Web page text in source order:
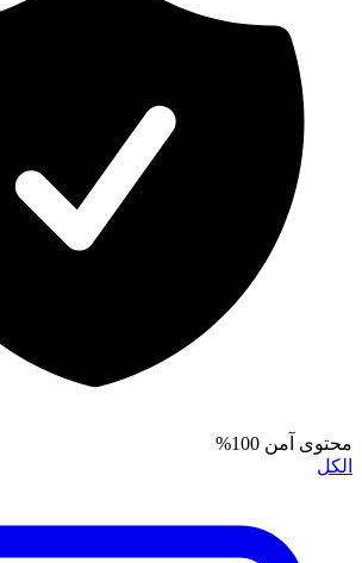
محتوى آمن 100%
الكل